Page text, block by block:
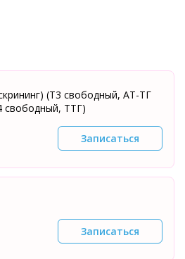
(T3 свободный, АТ-ТГ
свободный, ТТГ)
Записаться
Записаться